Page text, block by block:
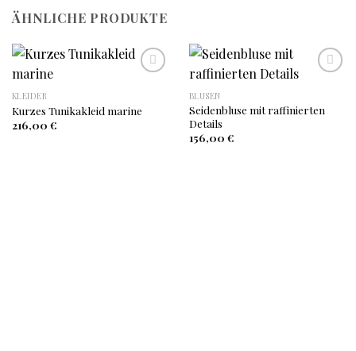
ÄHNLICHE PRODUKTE
die
KLEIDER
Kurzes Tunikakleid marine
216,00 €
die
BLUSEN
Seidenbluse mit raffinierten
Details
156,00 €